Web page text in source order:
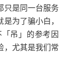
只是同一台服务
为了骗小白，
吊」的参考因
，尤其是我们常